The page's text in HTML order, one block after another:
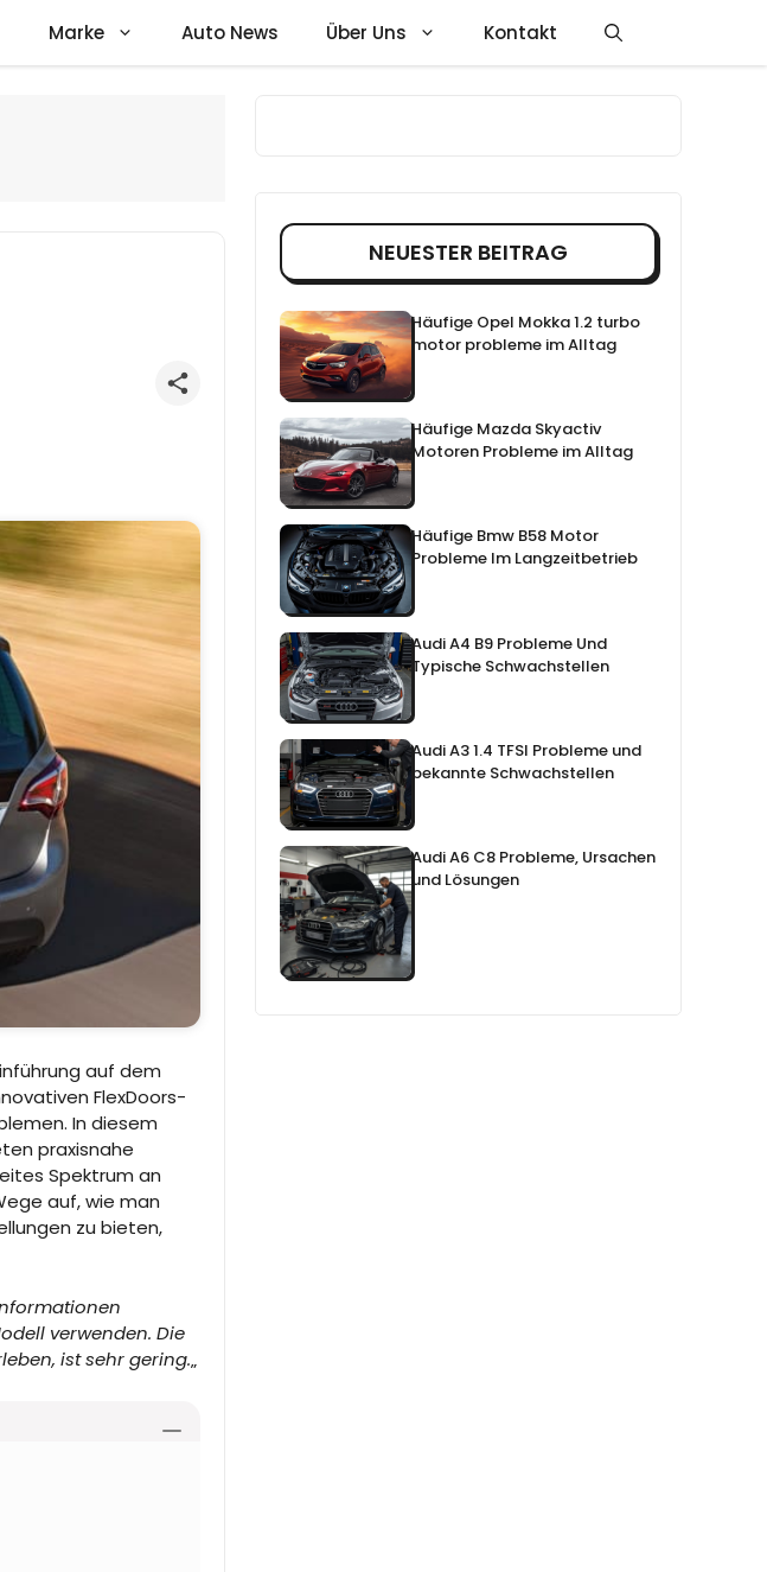
Marke Auto News Über Uns Kontakt
auf dem
FlexDoors-
In diesem
praxisnahe
Spektrum an
auf, wie man
zu bieten,
verwenden. Die
ist sehr gering.„
NEUESTER BEITRAG
Häufige Opel Mokka 1.2 turbo
motor probleme im Alltag
Häufige Mazda Skyactiv
Motoren Probleme im Alltag
Häufige Bmw B58 Motor
Probleme Im Langzeitbetrieb
Audi A4 B9 Probleme Und
Typische Schwachstellen
Audi A3 1.4 TFSI Probleme und
bekannte Schwachstellen
Audi A6 C8 Probleme, Ursachen
und Lösungen